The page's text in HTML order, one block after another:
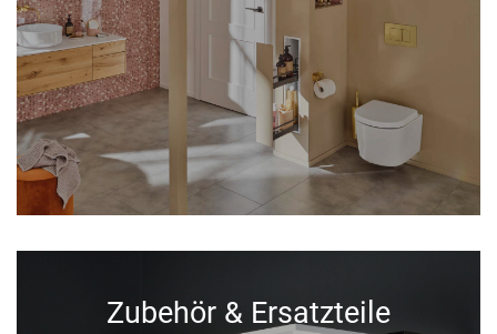
Zubehör & Ersatzteile